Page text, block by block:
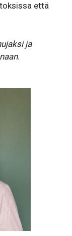
että
ja